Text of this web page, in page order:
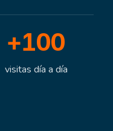
+100
visitas día a día